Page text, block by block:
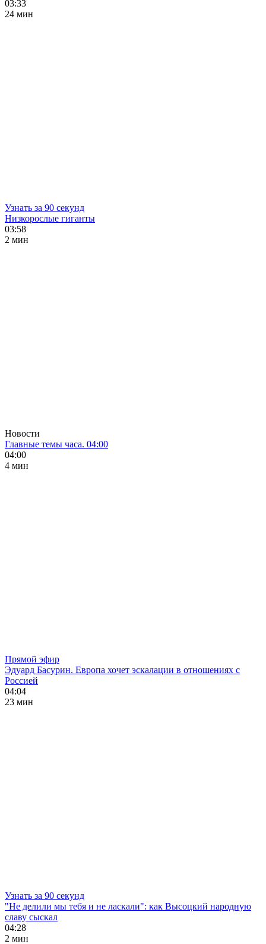
03:33
24 мин
Узнать за 90 секунд
Низкорослые гиганты
03:58
2 мин
Новости
Главные темы часа. 04:00
04:00
4 мин
Прямой эфир
Эдуард Басурин. Европа хочет эскалации в отношениях с
Россией
04:04
23 мин
Узнать за 90 секунд
"Не делили мы тебя и не ласкали": как Высоцкий народную
славу сыскал
04:28
2 мин